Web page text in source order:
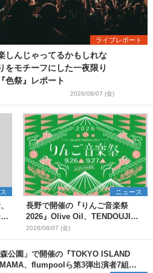
ライブレポート
んじゃってるかもしれな
モチーフにした一夜限り
色祭』レポート
2026/08/07 (金)
ニュース
長野で開催の『りんご音楽祭
2026』Olive Oil、TENDOUJIら
第11弾出演アーティスト（16組）
を発表
2026/08/07 (金)
公園」で開催の『TOKYO ISLAND
、flumpoolら第3弾出演者7組を